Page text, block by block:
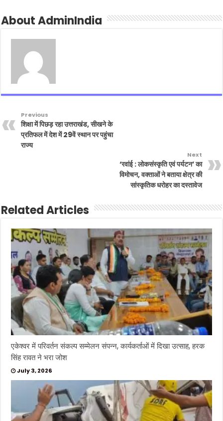
About AdminIndia
Previous
शिक्षा में पिछड़ रहा उत्तराखंड, सीखने के
प्रतिफल में देश में 29वें स्थान पर पहुंचा
राज्य
Next
‘रवांई : लोकसंस्कृति एवं पर्यटन’ का
विमोचन, वक्ताओं ने बताया क्षेत्र की
सांस्कृतिक धरोहर का दस्तावेज
Related Articles
एकेश्वर में परिवर्तन संकल्प सम्मेलन संपन्न, कार्यकर्ताओं में दिखा उत्साह, हरक
सिंह रावत ने भरा जोश
July 3, 2026